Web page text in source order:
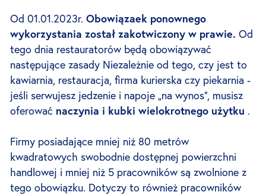
Od 01.01.2023r. Obowiązaek ponownego
wykorzystania został zakotwiczony w prawie. Od
tego dnia restauratorów będą obowiązywać
następujące zasady Niezależnie od tego, czy jest to
kawiarnia, restauracja, firma kurierska czy piekarnia -
jeśli serwujesz jedzenie i napoje „na wynos”, musisz
oferować naczynia i kubki wielokrotnego użytku .
Firmy posiadające mniej niż 80 metrów
kwadratowych swobodnie dostępnej powierzchni
handlowej i mniej niż 5 pracowników są zwolnione z
tego obowiązku. Dotyczy to również pracowników